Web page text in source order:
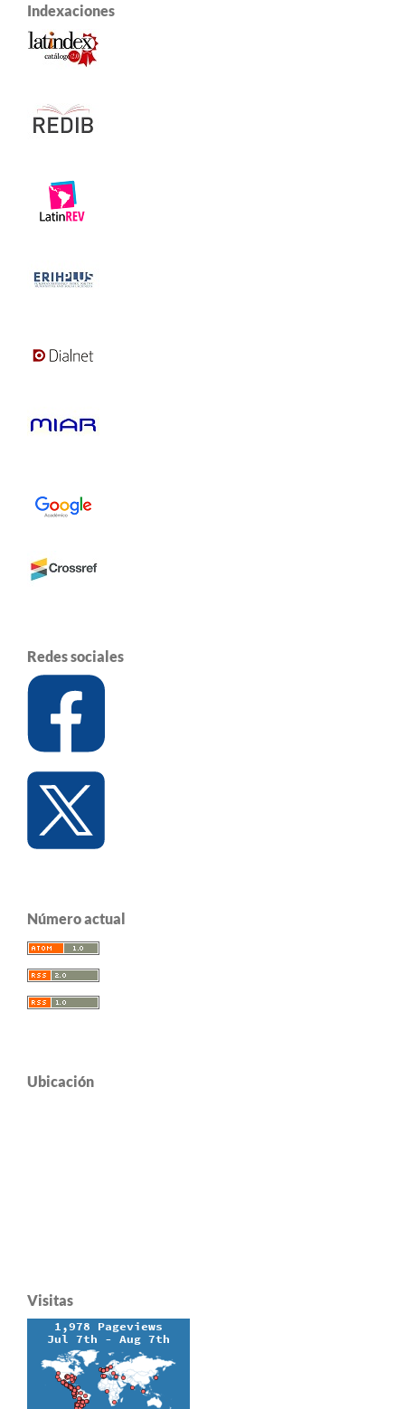
Indexaciones
Redes sociales
Número actual
Ubicación
Visitas